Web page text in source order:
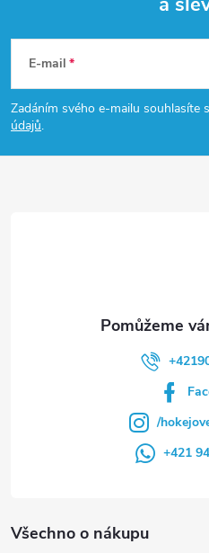
p
a
E-mail
Zadáním svého e-mailu souhlasíte
údajů.
Všechno o nákupu
/
+421